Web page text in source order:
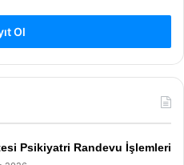
Ol
Psikiyatri Randevu İşlemleri